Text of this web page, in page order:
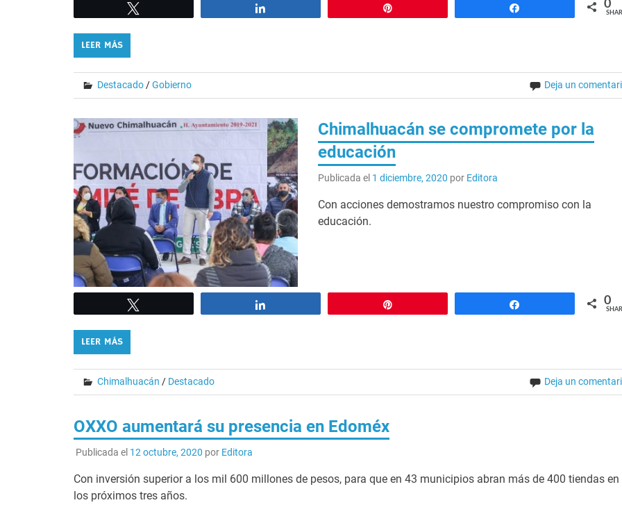
0
LEER MÁS
Destacado/Gobierno Deja un
Chimalhuacán se compromete por la
educación
Publicada el 1 diciembre, 2020 por Editora
Con acciones demostramos nuestro compromiso con la
educación.
0
LEER MÁS
Chimalhuacán / Destacado Deja un
OXXO aumentará su presencia en Edoméx
Publicada el 12 octubre, 2020 por Editora
Con inversión superior a los mil 600 millones de pesos, para que en 43 municipios abran más de 400 tiendas en
los próximos tres años.